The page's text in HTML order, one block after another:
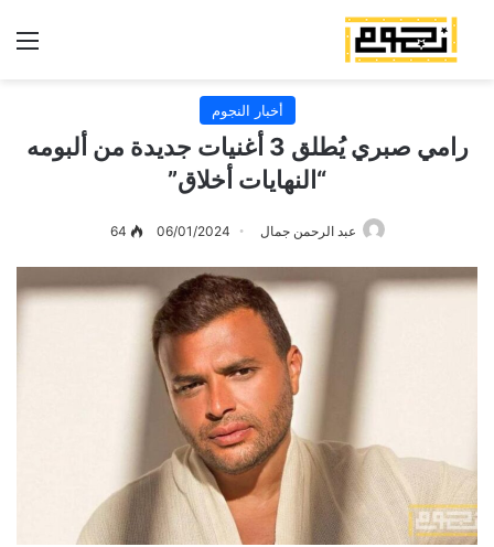
أخبار النجوم
رامي صبري يُطلق 3 أغنيات جديدة من ألبومه
“النهايات أخلاق”
عبد الرحمن جمال 06/01/2024
64